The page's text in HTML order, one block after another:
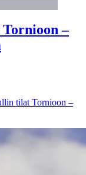
–
tilat Tornioon –